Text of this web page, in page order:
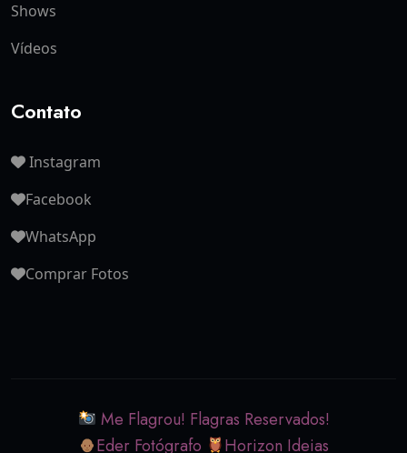
Shows
Vídeos
Contato
Instagram
Facebook
WhatsApp
Comprar Fotos
Me Flagrou! Flagras Reservados!
Eder Fotógrafo
Horizon Ideias